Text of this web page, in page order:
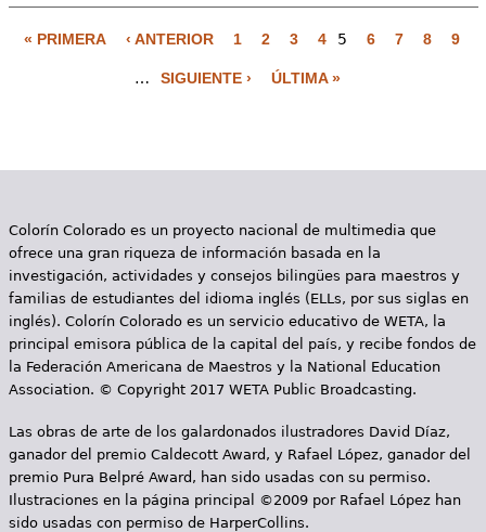
i
a
s
« PRIMERA ‹ ANTERIOR 1 2 3 4 5 6 7 8 9
… SIGUIENTE › ÚLTIMA »
Colorín Colorado es un proyecto nacional de multimedia que
ofrece una gran riqueza de información basada en la
investigación, actividades y consejos bilingües para maestros y
familias de estudiantes del idioma inglés (ELLs, por sus siglas en
inglés). Colorín Colorado es un servicio educativo de WETA, la
principal emisora pública de la capital del país, y recibe fondos de
la Federación Americana de Maestros y la National Education
Association. © Copyright 2017 WETA Public Broadcasting.
Las obras de arte de los galardonados ilustradores David Díaz,
ganador del premio Caldecott Award, y Rafael López, ganador del
premio Pura Belpré Award, han sido usadas con su permiso.
Ilustraciones en la página principal ©2009 por Rafael López han
sido usadas con permiso de HarperCollins.